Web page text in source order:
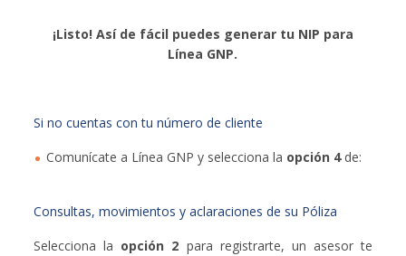
¡Listo! Así de fácil puedes generar tu NIP para
Línea GNP.
Si no cuentas con tu número de cliente
Comunícate a Línea GNP y selecciona la opción 4de:
Consultas, movimientos y aclaraciones de su Póliza
Selecciona la opción 2 para registrarte, un asesor te